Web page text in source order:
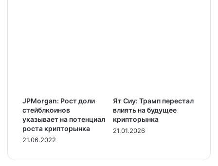
JPMorgan: Рост доли
стейблкоинов
указывает на потенциал
роста крипторынка
21.06.2022
Ят Сиу: Трамп перестал
влиять на будущее
крипторынка
21.01.2026